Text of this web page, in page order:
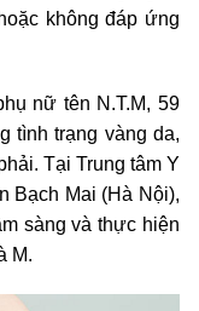
không đáp ứng
nữ tên N.T.M, 59
tình trạng vàng da,
Tại Trung tâm Y
Bạch Mai (Hà Nội),
sàng và thực hiện
M.